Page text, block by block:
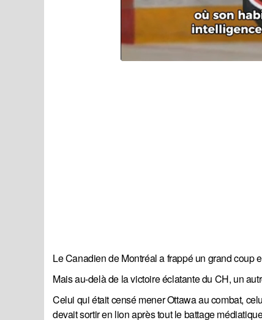
Le Canadien de Montréal a frappé un grand coup
Mais au-delà de la victoire éclatante du CH, un
Celui qui était censé mener Ottawa au combat,
devait sortir en lion après tout le battage